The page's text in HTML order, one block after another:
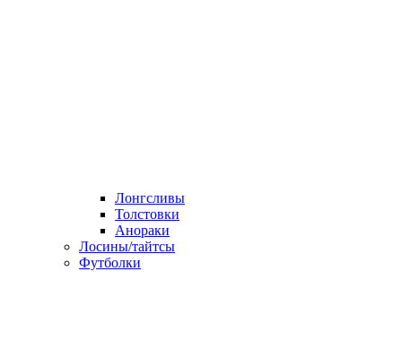
Лонгсливы
Толстовки
Анораки
Лосины/тайтсы
Футболки